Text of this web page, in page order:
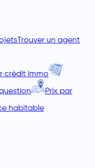
Trouver un agent
crédit immo
Prix par
habitable